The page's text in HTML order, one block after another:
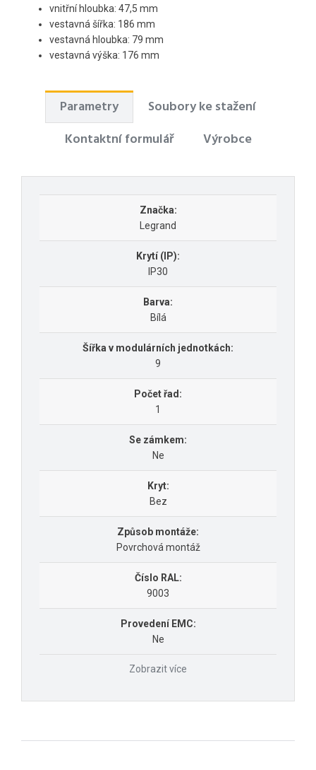
vnitřní hloubka: 47,5 mm
vestavná šířka: 186 mm
vestavná hloubka: 79 mm
vestavná výška: 176 mm
Parametry
Soubory ke stažení
Kontaktní formulář
Výrobce
Značka:
Legrand
Krytí (IP):
IP30
Barva:
Bílá
Šířka v modulárních jednotkách:
9
Počet řad:
1
Se zámkem:
Ne
Kryt:
Bez
Způsob montáže:
Povrchová montáž
Číslo RAL:
9003
Provedení EMC:
Ne
Zobrazit více